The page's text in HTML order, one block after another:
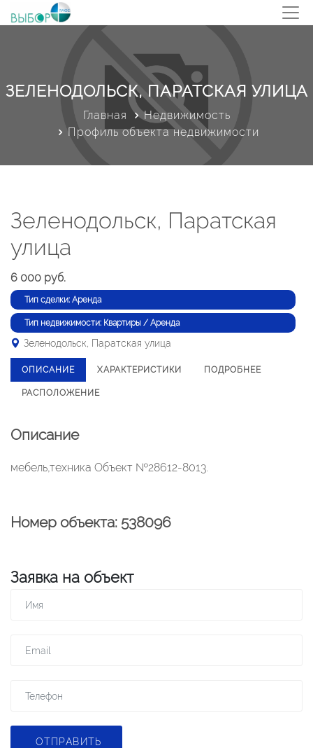
ЗЕЛЕНОДОЛЬСК, ПАРАТСКАЯ УЛИЦА
Главная
Недвижимость
Профиль объекта недвижимости
Зеленодольск, Паратская
улица
6 000 руб.
Тип сделки: Аренда
Тип недвижимости: Квартиры / Аренда
Зеленодольск, Паратская улица
ОПИСАНИЕ ХАРАКТЕРИСТИКИ ПОДРОБНЕЕ
РАСПОЛОЖЕНИЕ
Описание
мебель,техника Объект №28612-8013.
Номер объекта: 538096
Заявка на объект
ОТПРАВИТЬ